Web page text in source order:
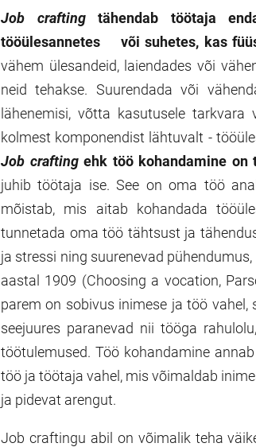
Job craftingtähendab töötaja
tööülesannetes või suhetes, kas
vähem ülesandeid, laiendades või
neid tehakse. Suurendada või
lähenemisi, võtta kasutusele
kolmest komponendist lähtuvalt -
Job craftingehk töö kohandamine on
juhib töötaja ise. See on oma töö
mõistab, mis aitab kohandada
tunnetada oma töö tähtsust ja
ja stressi ning suurenevad
aastal 1909 (Choosing a vocation,
parem on sobivus inimese ja töö
seejuures paranevad nii tööga
töötulemused. Töö kohandamine
töö ja töötaja vahel, mis võimaldab
ja pidevat arengut.
Job craftingu abil on võimalik teha